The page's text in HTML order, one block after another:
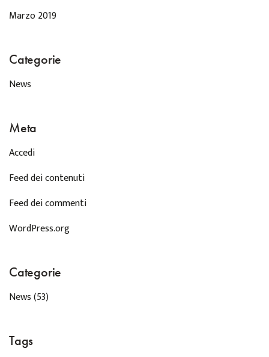
Marzo 2019
Categorie
News
Meta
Accedi
Feed dei contenuti
Feed dei commenti
WordPress.org
Categorie
News(53)
Tags